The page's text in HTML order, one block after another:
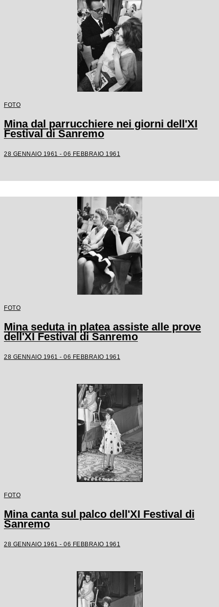
FOTO
Mina dal parrucchiere nei giorni dell'XI
Festival di Sanremo
28 GENNAIO 1961 - 06 FEBBRAIO 1961
FOTO
Mina seduta in platea assiste alle prove
dell'XI Festival di Sanremo
28 GENNAIO 1961 - 06 FEBBRAIO 1961
FOTO
Mina canta sul palco dell'XI Festival di
Sanremo
28 GENNAIO 1961 - 06 FEBBRAIO 1961